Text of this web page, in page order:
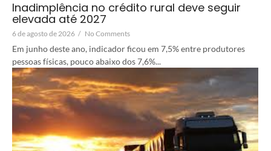
Inadimplência no crédito rural deve seguir
elevada até 2027
6 de agosto de 2026 / No Comments
Em junho deste ano, indicador ficou em 7,5% entre produtores
pessoas físicas, pouco abaixo dos 7,6%...